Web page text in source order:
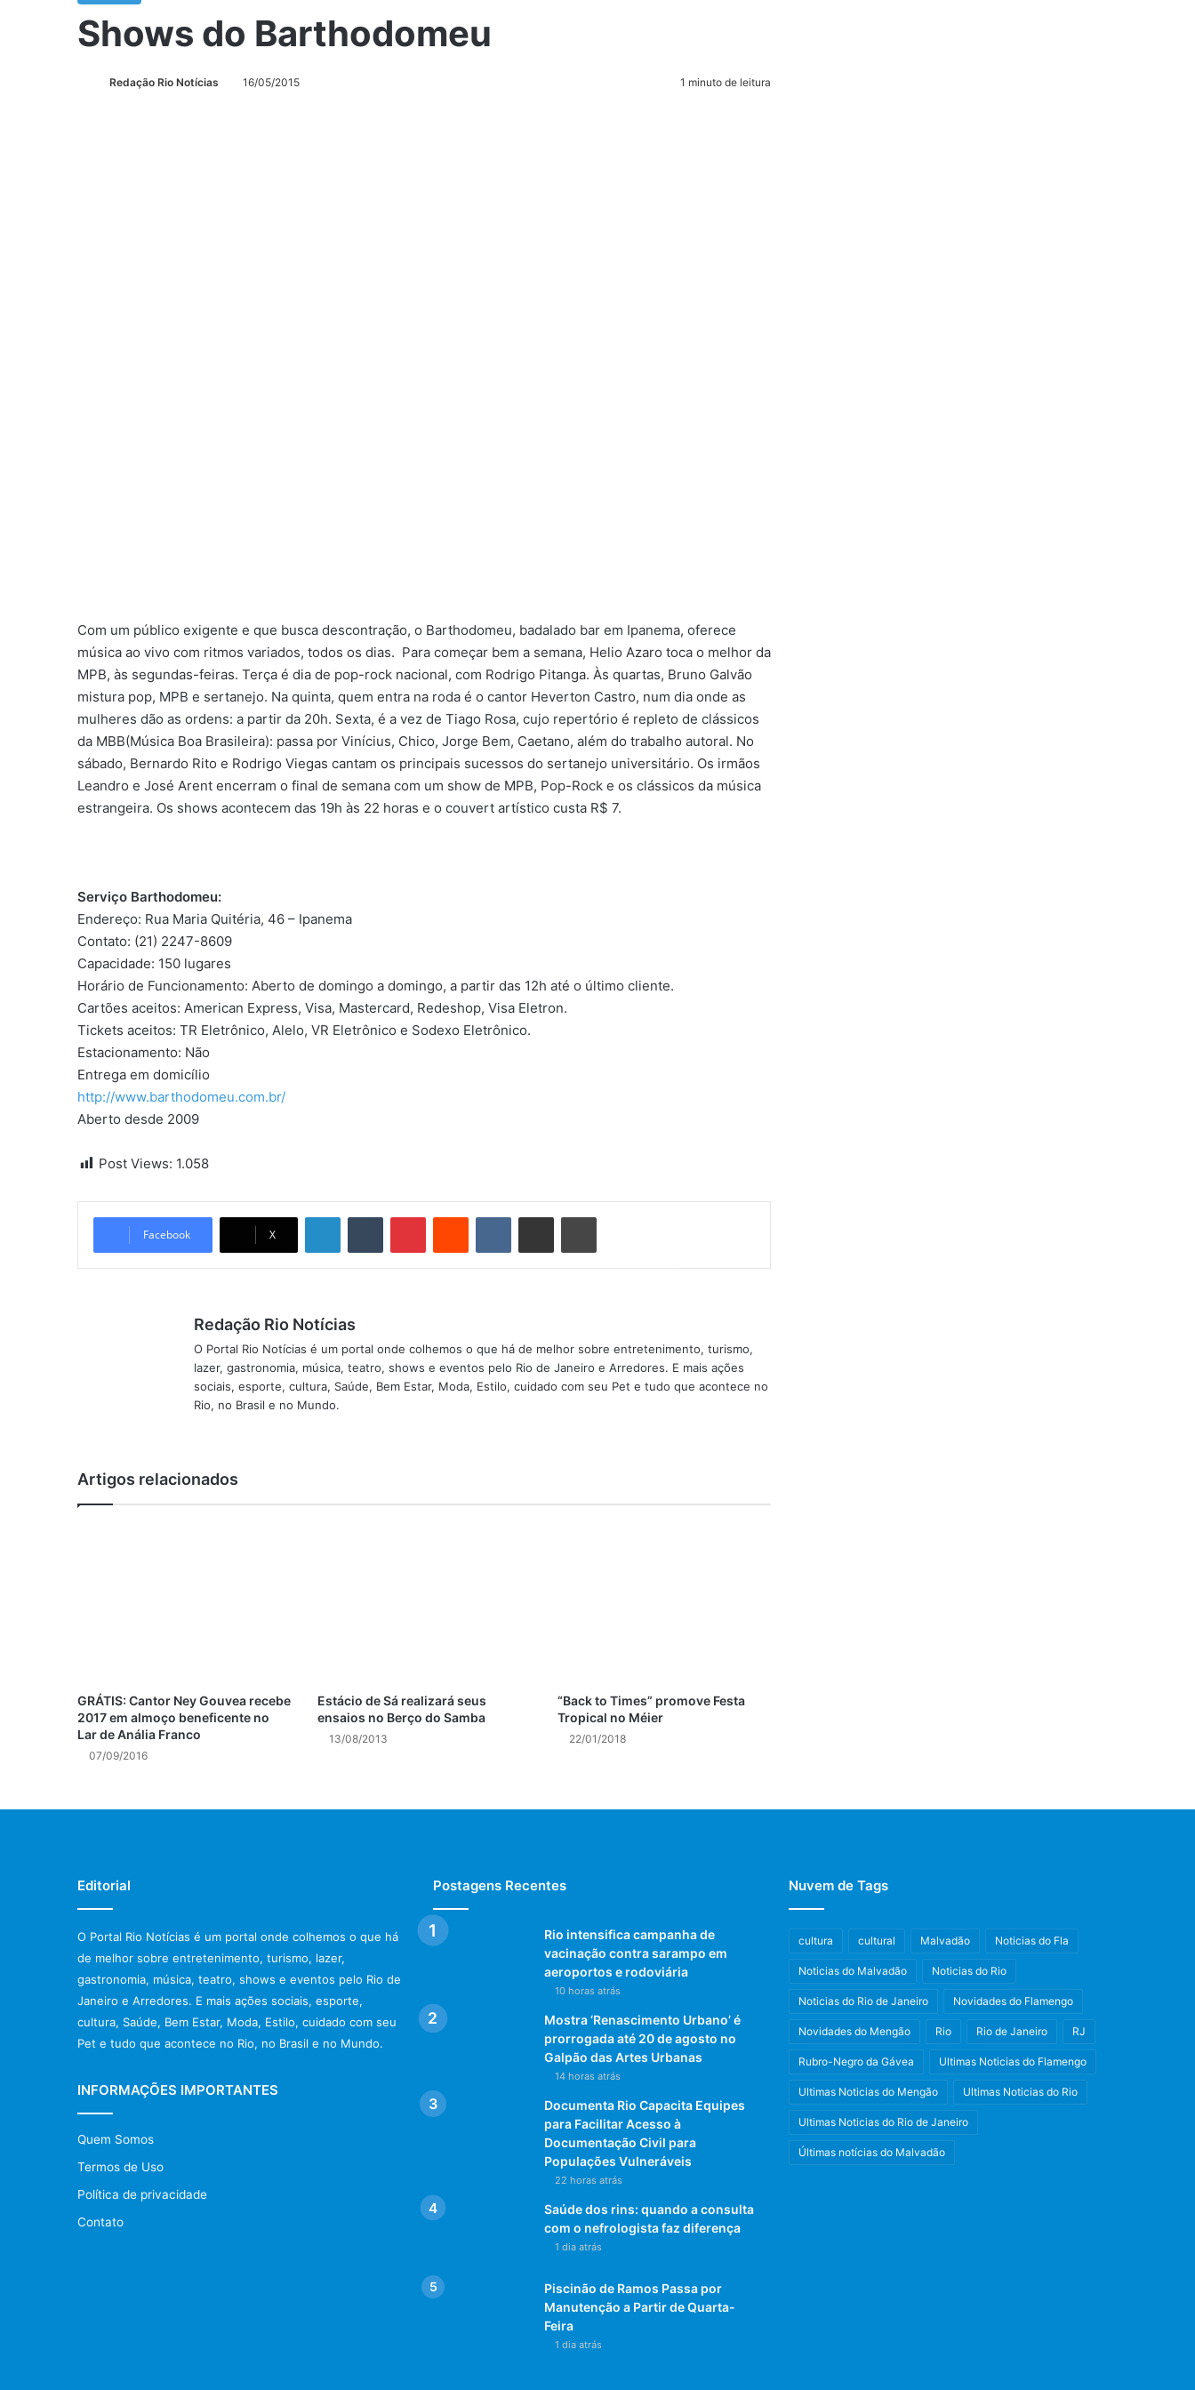
Shows do Barthodomeu
Redação Rio Notícias 16/05/2015 1 minuto de leitura
Com um público exigente e que busca descontração, o Barthodomeu, badalado bar em Ipanema, oferece
música ao vivo com ritmos variados, todos os dias. Para começar bem a semana, Helio Azaro toca o melhor da
MPB, às segundas-feiras. Terça é dia de pop-rock nacional, com Rodrigo Pitanga. Às quartas, Bruno Galvão
mistura pop, MPB e sertanejo. Na quinta, quem entra na roda é o cantor Heverton Castro, num dia onde as
mulheres dão as ordens: a partir da 20h. Sexta, é a vez de Tiago Rosa, cujo repertório é repleto de clássicos
da MBB(Música Boa Brasileira): passa por Vinícius, Chico, Jorge Bem, Caetano, além do trabalho autoral. No
sábado, Bernardo Rito e Rodrigo Viegas cantam os principais sucessos do sertanejo universitário. Os irmãos
Leandro e José Arent encerram o final de semana com um show de MPB, Pop-Rock e os clássicos da música
estrangeira. Os shows acontecem das 19h às 22 horas e o couvert artístico custa R$ 7.
Serviço Barthodomeu:
Endereço: Rua Maria Quitéria, 46 – Ipanema
Contato: (21) 2247-8609
Capacidade: 150 lugares
Horário de Funcionamento: Aberto de domingo a domingo, a partir das 12h até o último cliente.
Cartões aceitos: American Express, Visa, Mastercard, Redeshop, Visa Eletron.
Tickets aceitos: TR Eletrônico, Alelo, VR Eletrônico e Sodexo Eletrônico.
Estacionamento: Não
Entrega em domicílio
http://www.barthodomeu.com.br/
Aberto desde 2009
Post Views: 1.058
Facebook X
Redação Rio Notícias
O Portal Rio Notícias é um portal onde colhemos o que há de melhor sobre entretenimento, turismo,
lazer, gastronomia, música, teatro, shows e eventos pelo Rio de Janeiro e Arredores. E mais ações
sociais, esporte, cultura, Saúde, Bem Estar, Moda, Estilo, cuidado com seu Pet e tudo que acontece no
Rio, no Brasil e no Mundo.
Artigos relacionados
GRÁTIS: Cantor Ney Gouvea recebe
2017 em almoço beneficente no
Lar de Anália Franco
07/09/2016
Estácio de Sá realizará seus
ensaios no Berço do Samba
13/08/2013
“Back to Times” promove Festa
Tropical no Méier
22/01/2018
Editorial
O Portal Rio Notícias é um portal onde colhemos o que há
de melhor sobre entretenimento, turismo, lazer,
gastronomia, música, teatro, shows e eventos pelo Rio de
Janeiro e Arredores. E mais ações sociais, esporte,
cultura, Saúde, Bem Estar, Moda, Estilo, cuidado com seu
Pet e tudo que acontece no Rio, no Brasil e no Mundo.
INFORMAÇÕES IMPORTANTES
Quem Somos
Termos de Uso
Política de privacidade
Contato
Postagens Recentes
Rio intensifica campanha de
vacinação contra sarampo em
aeroportos e rodoviária
10 horas atrás
Mostra ‘Renascimento Urbano’ é
prorrogada até 20 de agosto no
Galpão das Artes Urbanas
14 horas atrás
Documenta Rio Capacita Equipes
para Facilitar Acesso à
Documentação Civil para
Populações Vulneráveis
22 horas atrás
Saúde dos rins: quando a consulta
com o nefrologista faz diferença
1 dia atrás
Piscinão de Ramos Passa por
Manutenção a Partir de Quarta-
Feira
1 dia atrás
Nuvem de Tags
cultura cultural Malvadão Noticias do Fla
Noticias do Malvadão Noticias do Rio
Noticias do Rio de Janeiro Novidades do Flamengo
Novidades do Mengão Rio Rio de Janeiro RJ
Rubro-Negro da Gávea Ultimas Noticias do Flamengo
Ultimas Noticias do Mengão Ultimas Noticias do Rio
Ultimas Noticias do Rio de Janeiro
Últimas notícias do Malvadão